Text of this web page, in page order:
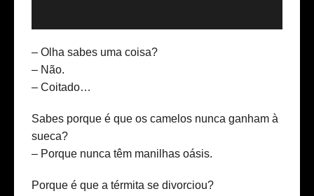
– Olha sabes uma coisa?
– Não.
– Coitado…
Sabes porque é que os camelos nunca ganham à
sueca?
– Porque nunca têm manilhas oásis.
Porque é que a térmita se divorciou?